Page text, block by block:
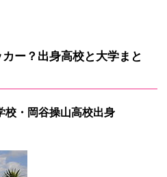
ー？出身高校と大学まと
校・岡谷操山高校出身